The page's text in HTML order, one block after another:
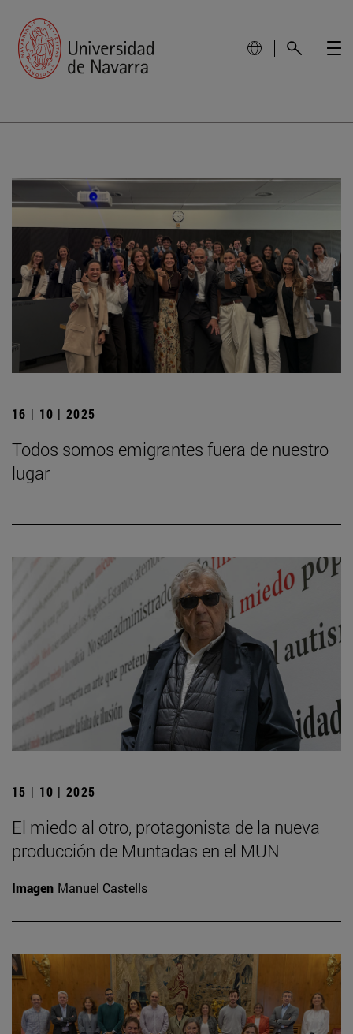
16 | 10 | 2025
Todos somos emigrantes fuera de nuestro
lugar
15 | 10 | 2025
El miedo al otro, protagonista de la nueva
producción de Muntadas en el MUN
Imagen Manuel Castells